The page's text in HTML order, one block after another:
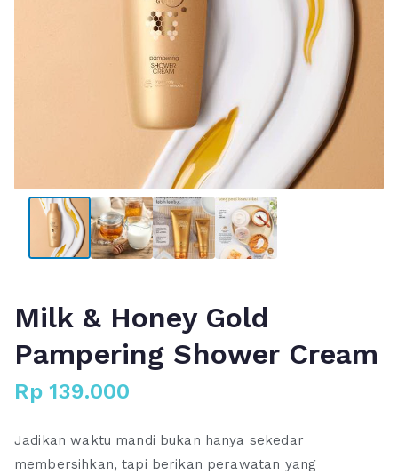
Milk & Honey Gold
Pampering Shower Cream
Rp 139.000
Jadikan waktu mandi bukan hanya sekedar
membersihkan, tapi berikan perawatan yang